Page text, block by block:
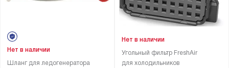
Шланг для ледогенератора
Нет в наличии
Угольный фильтр FreshAir
для холодильников
Нет в наличии